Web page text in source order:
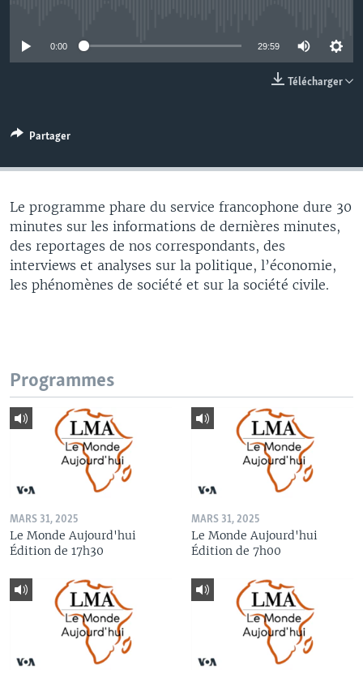
0:00 29:59
Télécharger
Partager
Le programme phare du service francophone dure 30
minutes sur les informations de dernières minutes,
des reportages de nos correspondants, des
interviews et analyses sur la politique, l’économie,
les phénomènes de société et sur la société civile.
Programmes
MARS 31, 2025
Le Monde Aujourd'hui
Édition de 17h30
MARS 31, 2025
Le Monde Aujourd'hui
Édition de 7h00